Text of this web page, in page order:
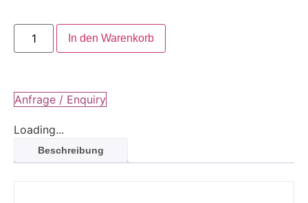
In den Warenkorb
Anfrage / Enquiry
Loading...
Beschreibung